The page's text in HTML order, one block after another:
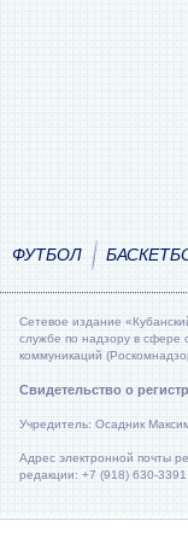
ФУТБОЛ
Сетевое издание
службе по надзору в сфере
коммуникаций
Свидетельство о
Учредитель: Осадник
Адрес электронной почты
редакции: +7 (918) 630-3391